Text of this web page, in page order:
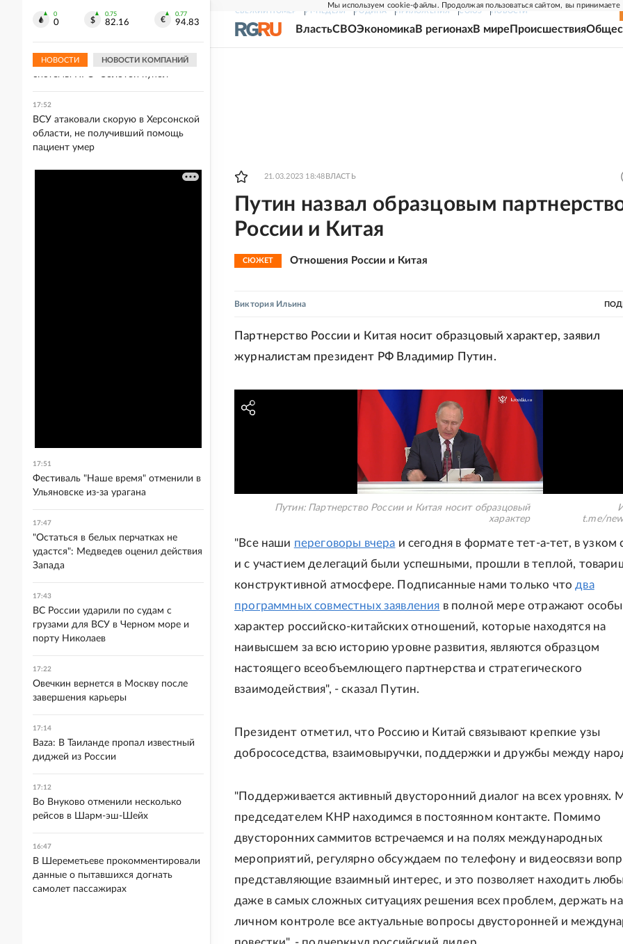
Мы используем cookie-файлы. Продолжая пользоваться сайтом, вы принимаете
СВЕЖИЙ НОМЕР РГ-НЕДЕЛЯ РОДИНА ПРИЛОЖЕНИЯ СОЮЗ НОВОСТИ
ВластьСВОЭкономикаВ регионахВ мире Происшествия
21.03.2023 18:48 ВЛАСТЬ
Путин назвал образцовым
России и Китая
СЮЖЕТ Отношения России и Китая
Виктория Ильина
Партнерство России и Китая носит образцовый характер, заявил
журналистам президент РФ Владимир Путин.
Путин: Партнерство России и Китая носит образцовый
характер
t.me/
"Все наши переговоры вчера и сегодня в формате тет-а-тет, в узком
и с участием делегаций были успешными, прошли в теплой,
конструктивной атмосфере. Подписанные нами только что два
программных совместных заявления в полной мере отражают
характер российско-китайских отношений, которые находятся на
наивысшем за всю историю уровне развития, являются образцом
настоящего всеобъемлющего партнерства и стратегического
взаимодействия", - сказал Путин.
Президент отметил, что Россию и Китай связывают крепкие узы
добрососедства, взаимовыручки, поддержки и дружбы между
"Поддерживается активный двусторонний диалог на всех уровнях.
председателем КНР находимся в постоянном контакте. Помимо
двусторонних саммитов встречаемся и на полях международных
мероприятий, регулярно обсуждаем по телефону и видеосвязи
представляющие взаимный интерес, и это позволяет находить
даже в самых сложных ситуациях решения всех проблем, держать на
личном контроле все актуальные вопросы двусторонней и
0
0
0.75
82.16
0.77
94.83
НОВОСТИ НОВОСТИ КОМПАНИЙ
грозящем Украине дефиците воды
Пентагон ускорил испытания
системы ПРО "Золотой купол"
17:52
ВСУ атаковали скорую в Херсонской
области, не получивший помощь
пациент умер
17:51
Фестиваль "Наше время" отменили в
Ульяновске из-за урагана
17:47
"Остаться в белых перчатках не
удастся": Медведев оценил действия
Запада
17:43
ВС России ударили по судам с
грузами для ВСУ в Черном море и
порту Николаев
17:22
Овечкин вернется в Москву после
завершения карьеры
17:14
Baza: В Таиланде пропал известный
диджей из России
17:12
Во Внуково отменили несколько
рейсов в Шарм-эш-Шейх
16:47
В Шереметьеве прокомментировали
данные о пытавшихся догнать
самолет пассажирах